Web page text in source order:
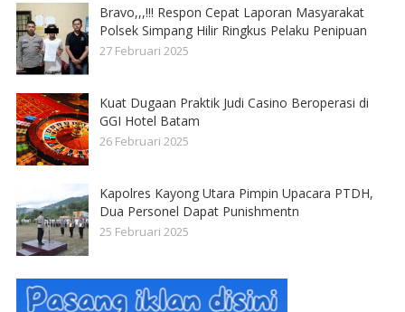
Bravo,,,!!! Respon Cepat Laporan Masyarakat
Polsek Simpang Hilir Ringkus Pelaku Penipuan
27 Februari 2025
Kuat Dugaan Praktik Judi Casino Beroperasi di
GGI Hotel Batam
26 Februari 2025
Kapolres Kayong Utara Pimpin Upacara PTDH,
Dua Personel Dapat Punishmentn
25 Februari 2025